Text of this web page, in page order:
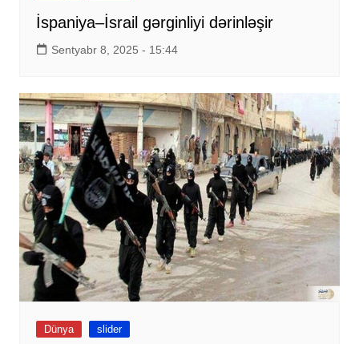
İspaniya–İsrail gərginliyi dərinləşir
Sentyabr 8, 2025 - 15:44
Dünya slider